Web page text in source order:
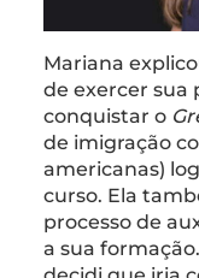
Mariana
de exercer sua
conquistar o
de imigração
americanas)
curso. Ela
processo de
a sua